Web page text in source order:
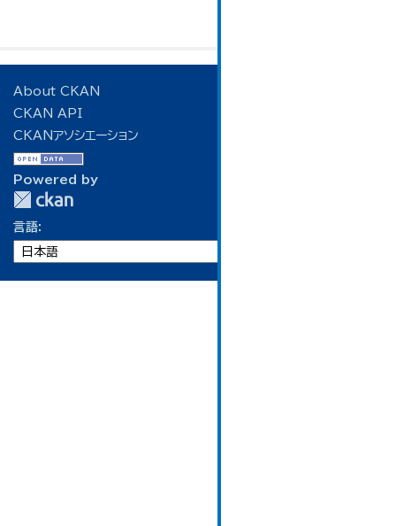
About CKAN
CKAN API
CKANアソシエーション
Powered by
言語